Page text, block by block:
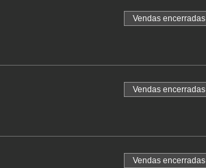
Vendas encerradas
Vendas encerradas
Vendas encerradas